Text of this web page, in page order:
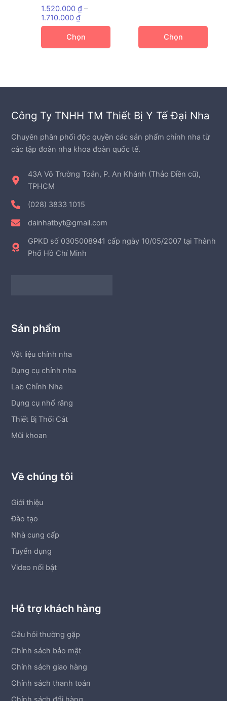
1.520.000₫ –
1.710.000₫Khoảng
giá:
từ
1.520.000 ₫
Chọn
này
có
nhiều
thể
chọn
trên
sản
phẩm
Chọn
thể
sản
Công Ty TNHH TM Thiết Bị Y Tế Đại Nha
Chuyên phân phối độc quyền các sản phẩm chỉnh nha từ
các tập đoàn nha khoa đoàn quốc tế.
43A Võ Trường Toản, P. An Khánh (Thảo Điền cũ),
TPHCM
(028) 3833 1015
dainhatbyt@gmail.com
GPKD số 0305008941 cấp ngày 10/05/2007 tại Thành
Phố Hồ Chí Minh
Sản phẩm
Vật liệu chỉnh nha
Dụng cụ chỉnh nha
Lab Chỉnh Nha
Dụng cụ nhổ răng
Thiết Bị Thổi Cát
Mũi khoan
Về chúng tôi
Giới thiệu
Đào tạo
Nhà cung cấp
Tuyển dụng
Video nổi bật
Hỗ trợ khách hàng
Câu hỏi thường gặp
Chính sách bảo mật
Chính sách giao hàng
Chính sách thanh toán